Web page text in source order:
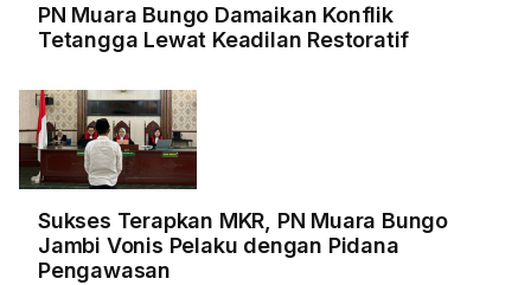
PN Muara Bungo Damaikan Konflik
Tetangga Lewat Keadilan Restoratif
Sukses Terapkan MKR, PN Muara Bungo
Jambi Vonis Pelaku dengan Pidana
Pengawasan